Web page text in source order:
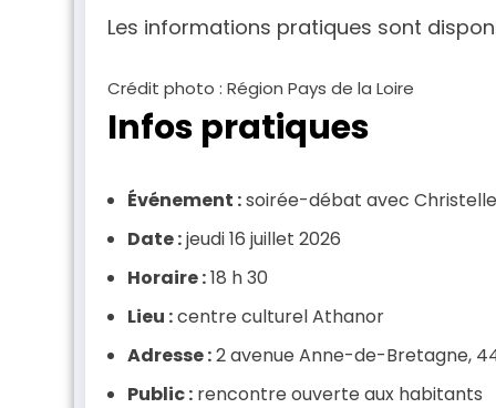
Les informations pratiques sont
Crédit photo : Région Pays de la Loire
Infos pratiques
Événement :soirée-débat avec
Date :jeudi 16 juillet 2026
Horaire :18 h 30
Lieu :centre culturel Athanor
Adresse :2 avenue Anne-de-Bretagne,
Public : rencontre ouverte aux habitants